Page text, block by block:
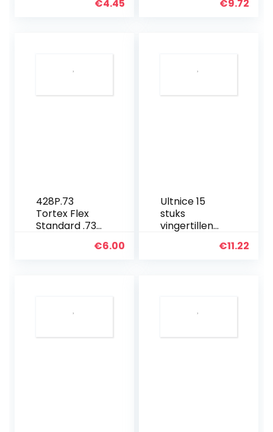
€4.45
Grip – Groen,€9.72
428P.73
Tortex Flex
Standard .73
€6.00
Ultnice 15
stuks
vingertillen
€11.22